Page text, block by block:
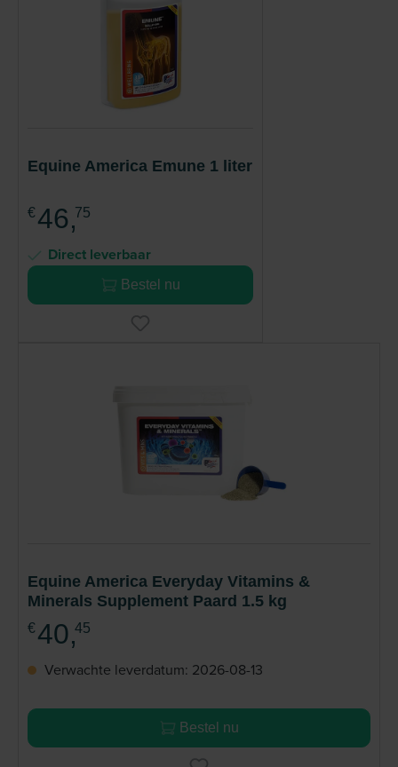
Equine America Emune 1 liter
€ 46,75
Direct leverbaar
Bestel nu
Equine America Everyday Vitamins &
Minerals Supplement Paard 1.5 kg
€ 40,45
Verwachte leverdatum: 2026-08-13
Bestel nu